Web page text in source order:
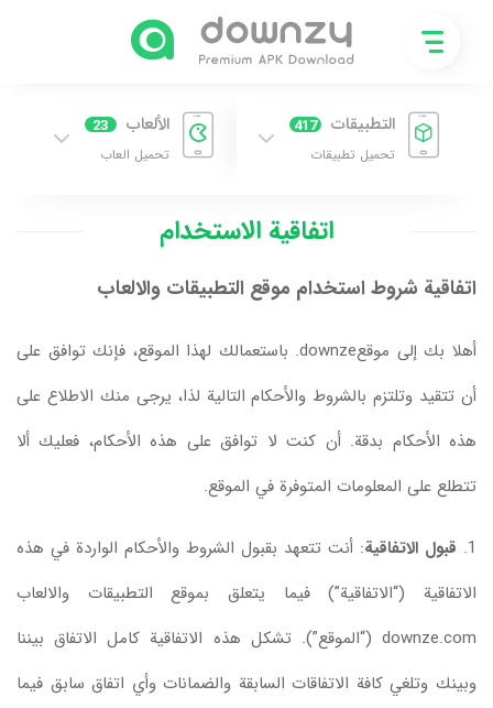
التطبيقات 417
تحميل تطبيقات
الألعاب 23
تحميل العاب
اتفاقية الاستخدام
اتفاقية شروط استخدام موقع التطبيقات والالعاب
أهلا بك إلى موقعdownze. باستعمالك لهذا الموقع، فإنك توافق على
أن تتقيد وتلتزم بالشروط والأحكام التالية لذا، يرجى منك الاطلاع على
هذه الأحكام بدقة. أن كنت لا توافق على هذه الأحكام، فعليك ألا
تتطلع على المعلومات المتوفرة في الموقع.
1. قبول الاتفاقية: أنت تتعهد بقبول الشروط والأحكام الواردة في هذه
الاتفاقية (“الاتفاقية”) فيما يتعلق بموقع التطبيقات والالعاب
downze.com (“الموقع”). تشكل هذه الاتفاقية كامل الاتفاق بيننا
وبينك وتلغي كافة الاتفاقات السابقة والضمانات وأي اتفاق سابق فيما